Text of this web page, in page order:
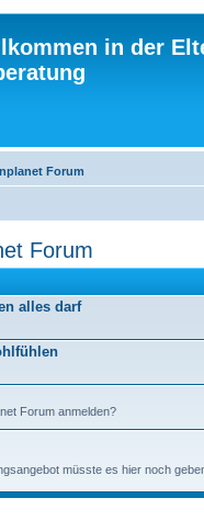
in der
Forum
Forum
alles darf
Forum anmelden?
müsste es hier noch